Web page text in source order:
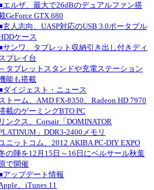
エルザ、最大で26dBのデュアルファン搭
GeForce GTX 680
玄人志向、UASP対応のUSB 3.0ポータブル
ケース
サンワ、タブレット収納引き出し付きディ
プレイ台
～タブレットスタンドや充電ステーション
能も搭載
ダイジェスト・ニュース
トーム、AMD FX-8350、Radeon HD 7970
載のゲーミングBTO PC
リンクス、Corsair「DOMINATOR
」DDR3-2400メモリ
ニットコム、2012 AKIBA PC-DIY EXPO
の陣を12月15日～16日にベルサール秋葉
で開催
アップデート情報
、iTunes 11